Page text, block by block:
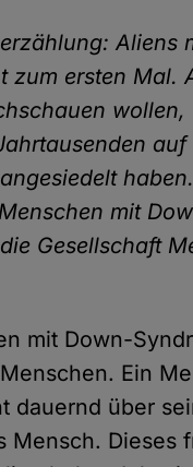
Aliens
zum ersten Mal.
auf
mit
Gesellschaft
mit Down-
Ein
dauernd über
Mensch. Dieses